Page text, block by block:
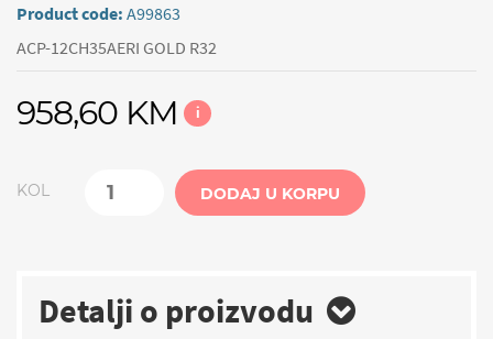
Product code: A99863
ACP-12CH35AERI GOLD R32
958,60 KM i
KOL DODAJ U KORPU
Detalji o proizvodu